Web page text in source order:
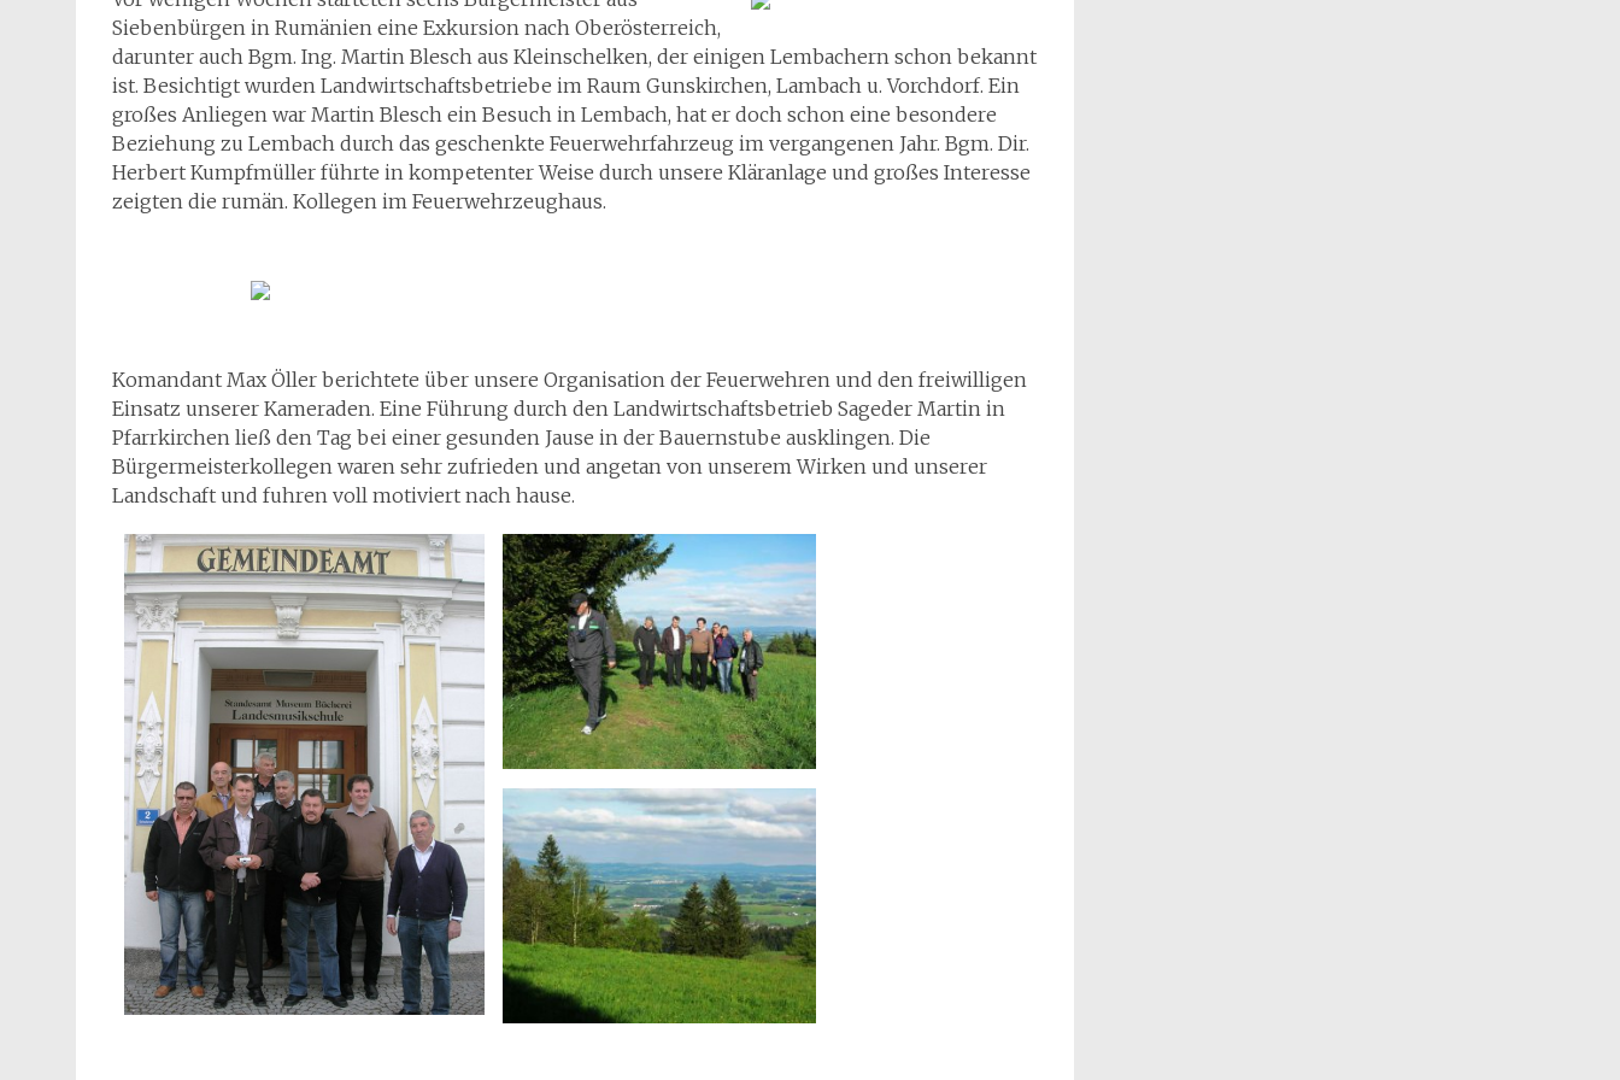
Siebenbürgen in Rumänien eine Exkursion nach Oberösterreich,
darunter auch Bgm. Ing. Martin Blesch aus Kleinschelken, der einigen Lembachern schon bekannt
ist. Besichtigt wurden Landwirtschaftsbetriebe im Raum Gunskirchen, Lambach u. Vorchdorf. Ein
großes Anliegen war Martin Blesch ein Besuch in Lembach, hat er doch schon eine besondere
Beziehung zu Lembach durch das geschenkte Feuerwehrfahrzeug im vergangenen Jahr. Bgm. Dir.
Herbert Kumpfmüller führte in kompetenter Weise durch unsere Kläranlage und großes Interesse
zeigten die rumän. Kollegen im Feuerwehrzeughaus.
Komandant Max Öller berichtete über unsere Organisation der Feuerwehren und den freiwilligen
Einsatz unserer Kameraden. Eine Führung durch den Landwirtschaftsbetrieb Sageder Martin in
Pfarrkirchen ließ den Tag bei einer gesunden Jause in der Bauernstube ausklingen. Die
Bürgermeisterkollegen waren sehr zufrieden und angetan von unserem Wirken und unserer
Landschaft und fuhren voll motiviert nach hause.